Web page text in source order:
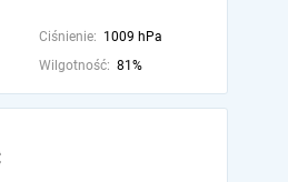
Ciśnienie: 1009 hPa
Wilgotność: 81%